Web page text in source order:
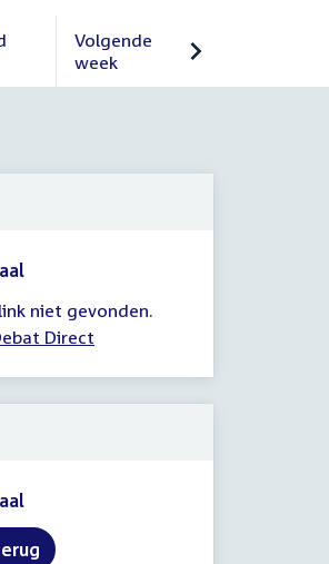
Volgende
week
Volgende
niet gevonden.
Direct